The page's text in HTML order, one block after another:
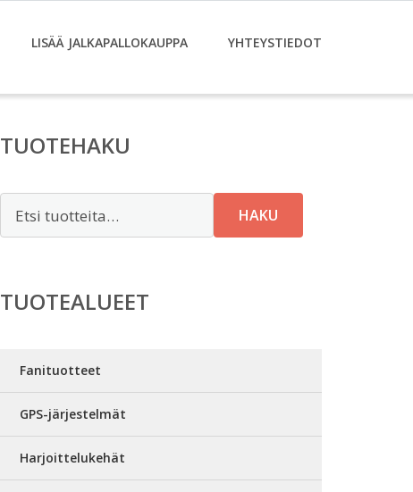
LISÄÄ JALKAPALLOKAUPPA YHTEYSTIEDOT
TUOTEHAKU
HAKU
TUOTEALUEET
Fanituotteet
GPS-järjestelmät
Harjoittelukehät